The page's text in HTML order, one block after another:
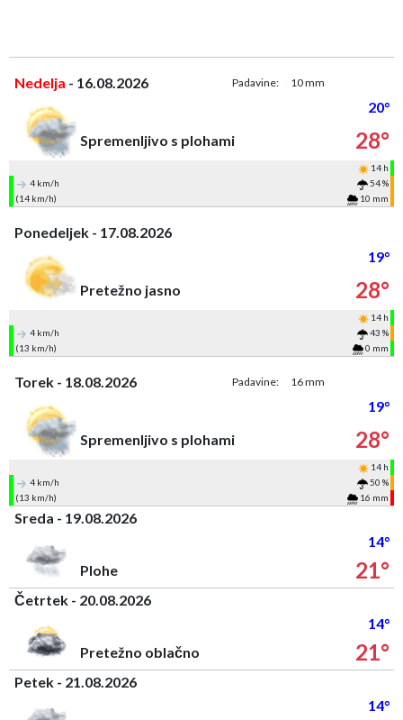
Nedelja - 16.08.2026 Padavine: 10 mm
20°
Spremenljivo s plohami
28°
14 h
4 km/h
54 %
(14 km/h)
10 mm
Ponedeljek - 17.08.2026
19°
Pretežno jasno
28°
14 h
4 km/h
43 %
(13 km/h)
0 mm
Torek - 18.08.2026 Padavine: 16 mm
19°
Spremenljivo s plohami
28°
14 h
4 km/h
50 %
(13 km/h)
16 mm
Sreda - 19.08.2026
14°
Plohe
21°
Četrtek - 20.08.2026
14°
Pretežno oblačno
21°
Petek - 21.08.2026
14°